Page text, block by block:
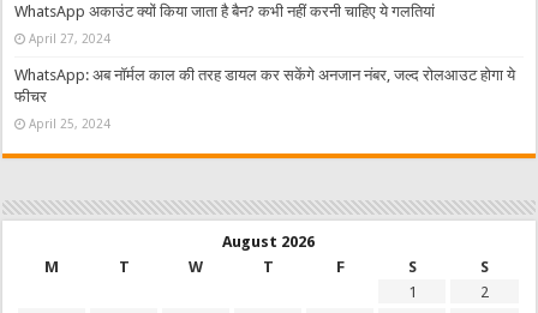
WhatsApp अकाउंट क्यों किया जाता है बैन? कभी नहीं करनी चाहिए ये गलतियां
April 27, 2024
WhatsApp: अब नॉर्मल काल की तरह डायल कर सकेंगे अनजान नंबर, जल्द रोलआउट होगा ये
फीचर
April 25, 2024
August 2026
M
T W T F S
S
1
2